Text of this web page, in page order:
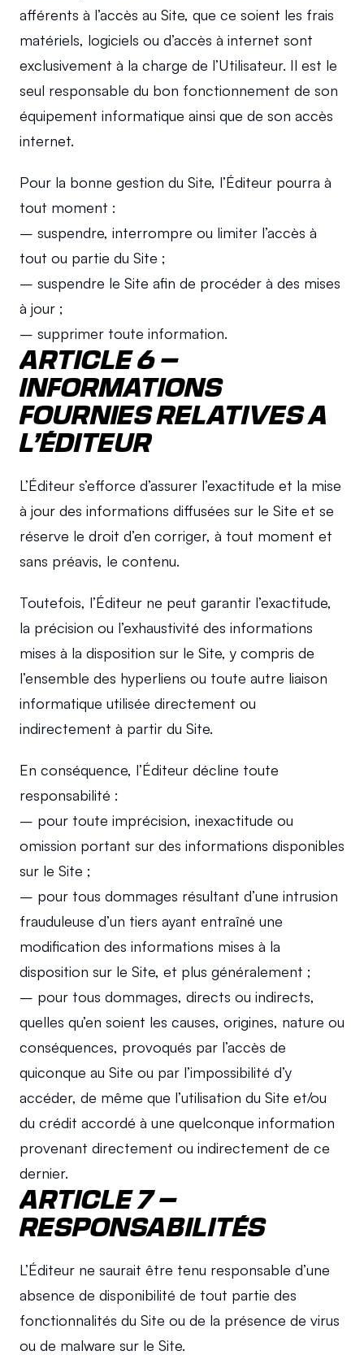
afférents à l’accès au Site, que ce soient les frais
matériels, logiciels ou d’accès à internet sont
exclusivement à la charge de l’Utilisateur. Il est le
seul responsable du bon fonctionnement de son
équipement informatique ainsi que de son accès
internet.
Pour la bonne gestion du Site, l’Éditeur pourra à
tout moment :
– suspendre, interrompre ou limiter l’accès à
tout ou partie du Site ;
– suspendre le Site afin de procéder à des mises
à jour ;
– supprimer toute information.
ARTICLE 6 –
INFORMATIONS
FOURNIES RELATIVES A
L’ÉDITEUR
L’Éditeur s’efforce d’assurer l’exactitude et la mise
à jour des informations diffusées sur le Site et se
réserve le droit d’en corriger, à tout moment et
sans préavis, le contenu.
Toutefois, l’Éditeur ne peut garantir l’exactitude,
la précision ou l’exhaustivité des informations
mises à la disposition sur le Site, y compris de
l’ensemble des hyperliens ou toute autre liaison
informatique utilisée directement ou
indirectement à partir du Site.
En conséquence, l’Éditeur décline toute
responsabilité :
– pour toute imprécision, inexactitude ou
omission portant sur des informations disponibles
sur le Site ;
– pour tous dommages résultant d’une intrusion
frauduleuse d’un tiers ayant entraîné une
modification des informations mises à la
disposition sur le Site, et plus généralement ;
– pour tous dommages, directs ou indirects,
quelles qu’en soient les causes, origines, nature ou
conséquences, provoqués par l’accès de
quiconque au Site ou par l’impossibilité d’y
accéder, de même que l’utilisation du Site et/ou
du crédit accordé à une quelconque information
provenant directement ou indirectement de ce
dernier.
ARTICLE 7 –
RESPONSABILITÉS
L’Éditeur ne saurait être tenu responsable d’une
absence de disponibilité de tout partie des
fonctionnalités du Site ou de la présence de virus
ou de malware sur le Site.